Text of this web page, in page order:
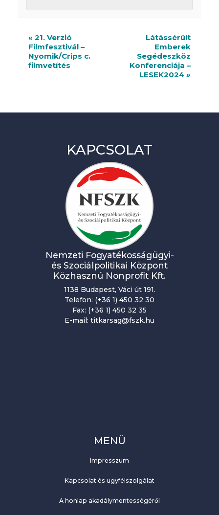
z
« 21. Verzió
Filmfesztivál –
Nyomik/Crips c.
filmvetítés
Látássérült
Emberek
Segédeszköz
Konferenciája –
LESEK2024»
KAPCSOLAT
Nemzeti Fogyatékosságügyi-
és Szociálpolitikai Központ
Közhasznú Nonprofit Kft.
1138 Budapest, Váci út 191.
Telefon: (+36 1) 450 32 30
Fax: (+36 1) 450 32 35
E-mail: titkarsag@fszk.hu
MENÜ
Impresszum
Kapcsolat és ügyfélszolgálat
A honlap akadálymentességéről